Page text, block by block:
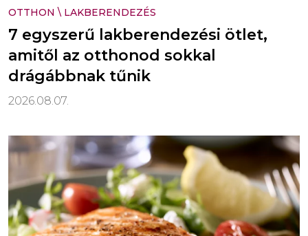
OTTHON \ LAKBERENDEZÉS
7 egyszerű lakberendezési ötlet,
amitől az otthonod sokkal
drágábbnak tűnik
2026.08.07.